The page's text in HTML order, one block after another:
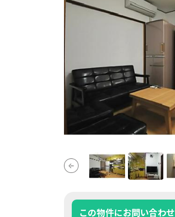
この物件にお問い合わせ